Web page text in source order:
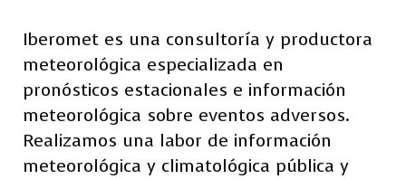
Iberomet es una consultoría y productora
meteorológica especializada en
pronósticos estacionales e información
meteorológica sobre eventos adversos.
Realizamos una labor de información
meteorológica y climatológica pública y